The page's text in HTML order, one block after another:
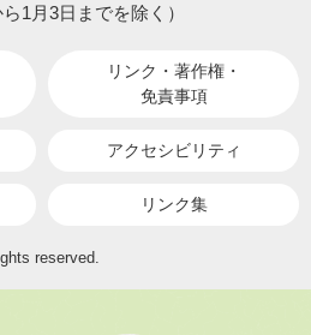
1月3日までを除く）
リンク・著作権・
免責事項
アクセシビリティ
リンク集
reserved.